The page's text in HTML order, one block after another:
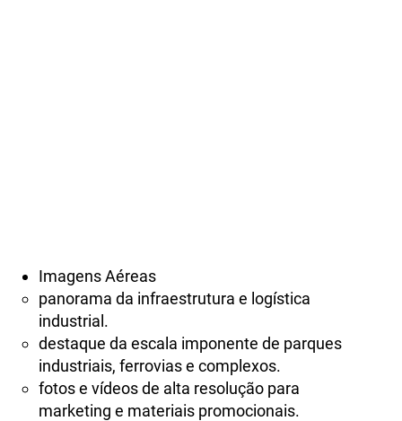
Imagens Aéreas
panorama da infraestrutura e logística
industrial.
destaque da escala imponente de parques
industriais, ferrovias e complexos.
fotos e vídeos de alta resolução para
marketing e materiais promocionais.